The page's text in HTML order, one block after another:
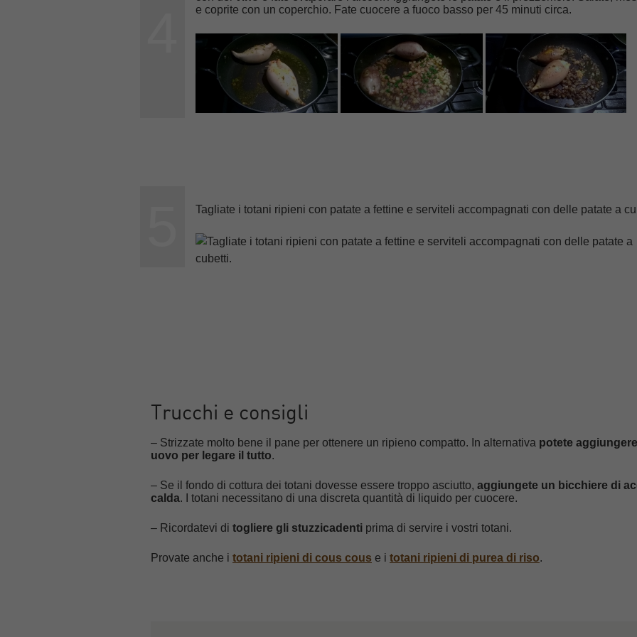
e coprite con un coperchio. Fate cuocere a fuoco basso per 45 minuti circa.
Tagliate i totani ripieni con patate a fettine e serviteli accompagnati con delle patate a
Trucchi e consigli
– Strizzate molto bene il pane per ottenere un ripieno compatto. In alternativa potete
uovo per legare il tutto.
– Se il fondo di cottura dei totani dovesse essere troppo asciutto, aggiungete un bicchiere di
calda. I totani necessitano di una discreta quantità di liquido per cuocere.
– Ricordatevi di togliere gli stuzzicadenti prima di servire i vostri totani.
Provate anche i totani ripieni di cous cous e i totani ripieni di purea di riso.